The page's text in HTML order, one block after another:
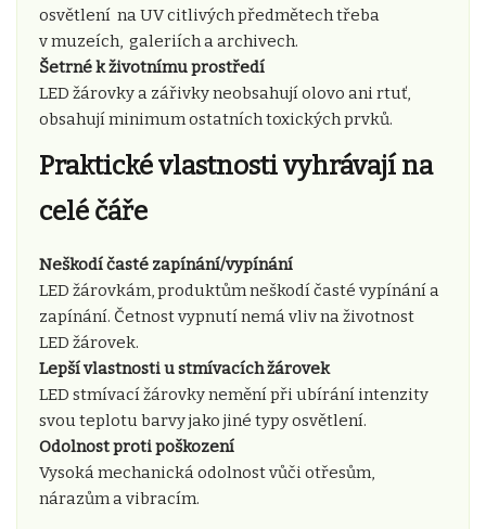
osvětlení na UV citlivých předmětech třeba
v muzeích, galeriích a archivech.
Šetrné k životnímu prostředí
LED žárovky a zářivky neobsahují olovo ani rtuť,
obsahují minimum ostatních toxických prvků.
Praktické vlastnosti vyhrávají na
celé čáře
Neškodí časté zapínání/vypínání
LED žárovkám, produktům neškodí časté vypínání a
zapínání. Četnost vypnutí nemá vliv na životnost
LED žárovek.
Lepší vlastnosti u stmívacích žárovek
LED stmívací žárovky nemění při ubírání intenzity
svou teplotu barvy jako jiné typy osvětlení.
Odolnost proti poškození
Vysoká mechanická odolnost vůči otřesům,
nárazům a vibracím.